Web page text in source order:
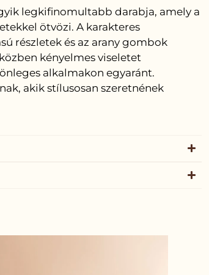
legkifinomultabb darabja, amely a
ötvözi. A karakteres
részletek és az arany gombok
kényelmes viseletet
alkalmakon egyaránt.
akik stílusosan szeretnének